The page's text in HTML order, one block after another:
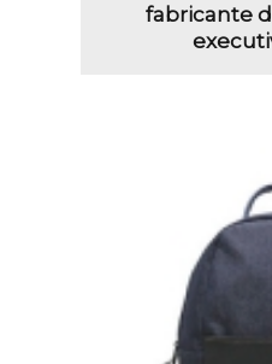
fabricante